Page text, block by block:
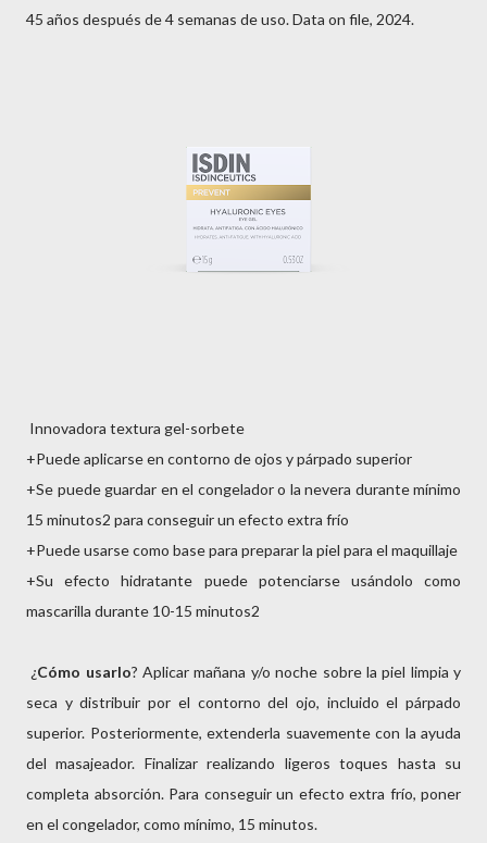
45 años después de 4 semanas de uso. Data on file, 2024.
Innovadora textura gel-sorbete
+Puede aplicarse en contorno de ojos y párpado superior
+Se puede guardar en el congelador o la nevera durante mínimo
15 minutos2 para conseguir un efecto extra frío
+Puede usarse como base para preparar la piel para el maquillaje
+Su efecto hidratante puede potenciarse usándolo como
mascarilla durante 10-15 minutos2
¿Cómo usarlo? Aplicar mañana y/o noche sobre la piel limpia y
seca y distribuir por el contorno del ojo, incluido el párpado
superior. Posteriormente, extenderla suavemente con la ayuda
del masajeador. Finalizar realizando ligeros toques hasta su
completa absorción. Para conseguir un efecto extra frío, poner
en el congelador, como mínimo, 15 minutos.